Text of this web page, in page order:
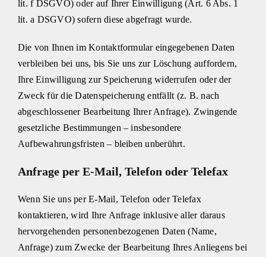
lit. f DSGVO) oder auf Ihrer Einwilligung (Art. 6 Abs. 1
lit. a DSGVO) sofern diese abgefragt wurde.
Die von Ihnen im Kontaktformular eingegebenen Daten
verbleiben bei uns, bis Sie uns zur Löschung auffordern,
Ihre Einwilligung zur Speicherung widerrufen oder der
Zweck für die Datenspeicherung entfällt (z. B. nach
abgeschlossener Bearbeitung Ihrer Anfrage). Zwingende
gesetzliche Bestimmungen – insbesondere
Aufbewahrungsfristen – bleiben unberührt.
Anfrage per E-Mail, Telefon oder Telefax
Wenn Sie uns per E-Mail, Telefon oder Telefax
kontaktieren, wird Ihre Anfrage inklusive aller daraus
hervorgehenden personenbezogenen Daten (Name,
Anfrage) zum Zwecke der Bearbeitung Ihres Anliegens bei